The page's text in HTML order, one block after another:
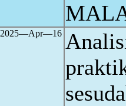
2025―Apr―16